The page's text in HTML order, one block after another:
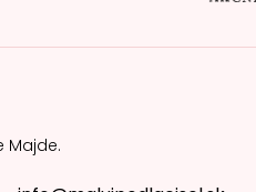
Majde.